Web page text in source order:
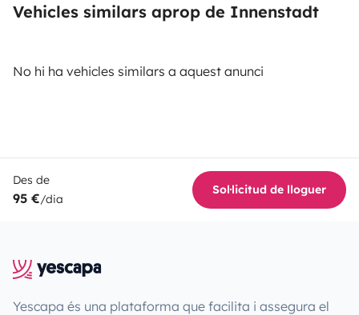
Vehicles similars aprop de Innenstadt
No hi ha vehicles similars a aquest anunci
Des de
95 €/dia
Sol·licitud de lloguer
Yescapa és una plataforma que facilita i assegura el